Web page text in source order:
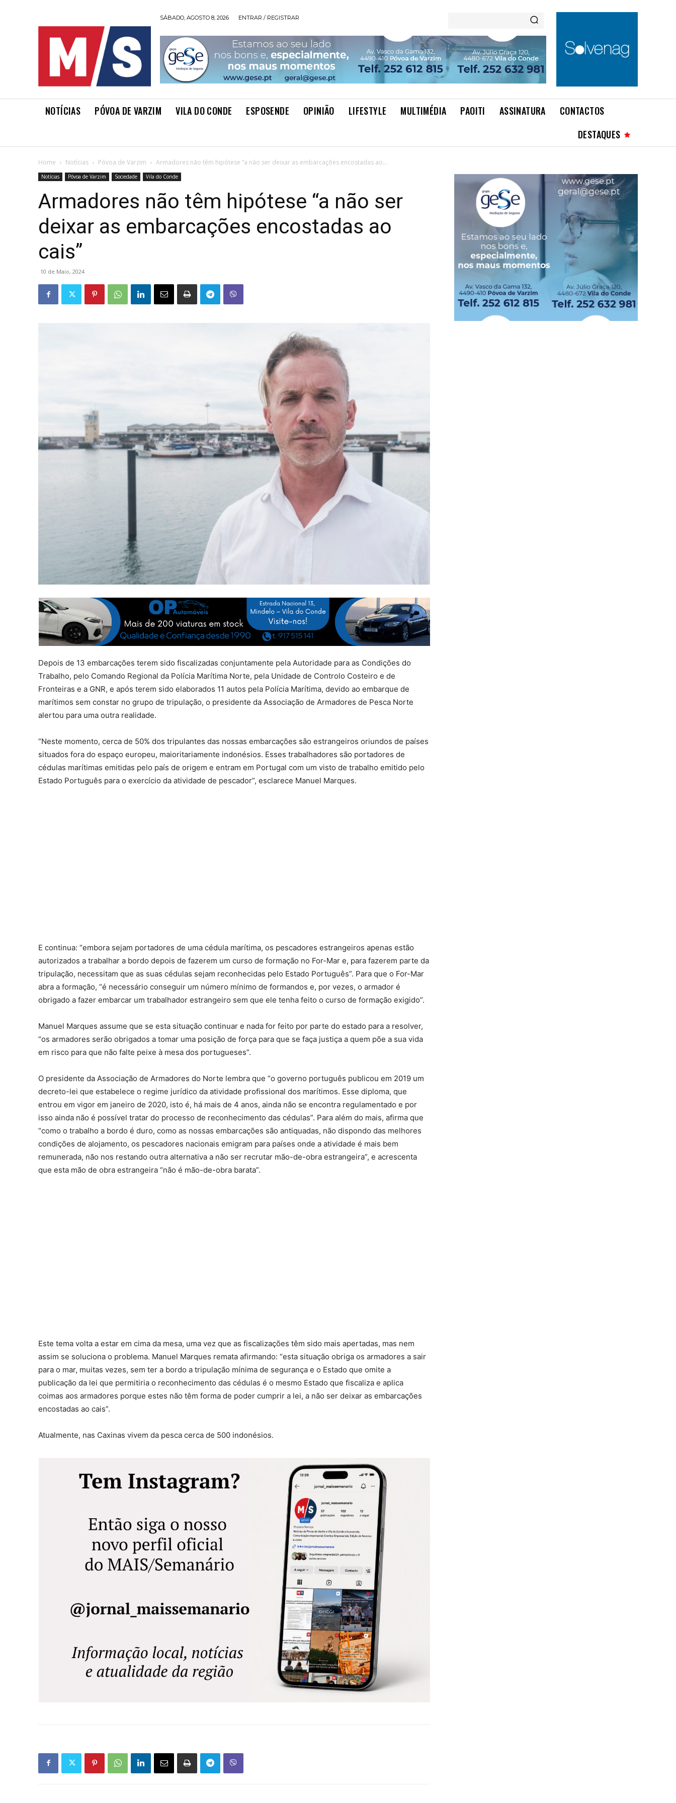
SÁBADO, AGOSTO 8, 2026 ENTRAR / REGISTRAR
NOTÍCIAS PÓVOA DE VARZIM VILA DO CONDE ESPOSENDE OPINIÃO LIFESTYLE MULTIMÉDIA PAOITI ASSINATURA
CONTACTOS
DESTAQUES
Home Notícias Póvoa de Varzim Armadores não têm hipótese “a não ser deixar as embarcações encostadas ao...
Notícias Póvoa de Varzim Sociedade Vila do Conde
Armadores não têm hipótese “a não ser
deixar as embarcações encostadas ao
cais”
10 de Maio, 2024
Depois de 13 embarcações terem sido fiscalizadas conjuntamente pela Autoridade para as Condições do
Trabalho, pelo Comando Regional da Polícia Marítima Norte, pela Unidade de Controlo Costeiro e de
Fronteiras e a GNR, e após terem sido elaborados 11 autos pela Polícia Marítima, devido ao embarque de
marítimos sem constar no grupo de tripulação, o presidente da Associação de Armadores de Pesca Norte
alertou para uma outra realidade.
“Neste momento, cerca de 50% dos tripulantes das nossas embarcações são estrangeiros oriundos de países
situados fora do espaço europeu, maioritariamente indonésios. Esses trabalhadores são portadores de
cédulas marítimas emitidas pelo país de origem e entram em Portugal com um visto de trabalho emitido pelo
Estado Português para o exercício da atividade de pescador”, esclarece Manuel Marques.
E continua: “embora sejam portadores de uma cédula marítima, os pescadores estrangeiros apenas estão
autorizados a trabalhar a bordo depois de fazerem um curso de formação no For-Mar e, para fazerem parte da
tripulação, necessitam que as suas cédulas sejam reconhecidas pelo Estado Português”. Para que o For-Mar
abra a formação, “é necessário conseguir um número mínimo de formandos e, por vezes, o armador é
obrigado a fazer embarcar um trabalhador estrangeiro sem que ele tenha feito o curso de formação exigido”.
Manuel Marques assume que se esta situação continuar e nada for feito por parte do estado para a resolver,
“os armadores serão obrigados a tomar uma posição de força para que se faça justiça a quem põe a sua vida
em risco para que não falte peixe à mesa dos portugueses”.
O presidente da Associação de Armadores do Norte lembra que “o governo português publicou em 2019 um
decreto-lei que estabelece o regime jurídico da atividade profissional dos marítimos. Esse diploma, que
entrou em vigor em janeiro de 2020, isto é, há mais de 4 anos, ainda não se encontra regulamentado e por
isso ainda não é possível tratar do processo de reconhecimento das cédulas”. Para além do mais, afirma que
“como o trabalho a bordo é duro, como as nossas embarcações são antiquadas, não dispondo das melhores
condições de alojamento, os pescadores nacionais emigram para países onde a atividade é mais bem
remunerada, não nos restando outra alternativa a não ser recrutar mão-de-obra estrangeira”, e acrescenta
que esta mão de obra estrangeira “não é mão-de-obra barata”.
Este tema volta a estar em cima da mesa, uma vez que as fiscalizações têm sido mais apertadas, mas nem
assim se soluciona o problema. Manuel Marques remata afirmando: “esta situação obriga os armadores a sair
para o mar, muitas vezes, sem ter a bordo a tripulação mínima de segurança e o Estado que omite a
publicação da lei que permitiria o reconhecimento das cédulas é o mesmo Estado que fiscaliza e aplica
coimas aos armadores porque estes não têm forma de poder cumprir a lei, a não ser deixar as embarcações
encostadas ao cais”.
Atualmente, nas Caxinas vivem da pesca cerca de 500 indonésios.